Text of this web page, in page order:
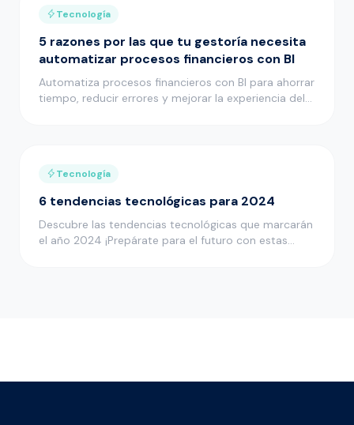
Tecnología
5 razones por las que tu gestoría necesita
automatizar procesos financieros con BI
Automatiza procesos financieros con BI para ahorrar
tiempo, reducir errores y mejorar la experiencia del
Tecnología
6 tendencias tecnológicas para 2024
Descubre las tendencias tecnológicas que marcarán
el año 2024 ¡Prepárate para el futuro con estas